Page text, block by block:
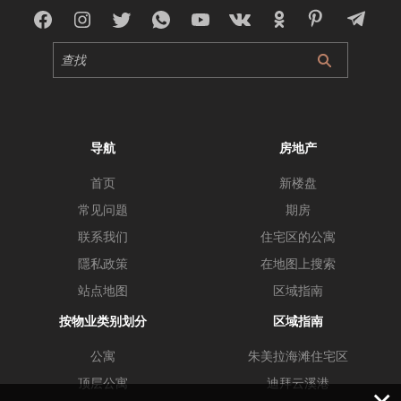
导航
首页
常见问题
联系我们
隱私政策
站点地图
房地产
新楼盘
期房
住宅区的公寓
在地图上搜索
区域指南
按物业类别划分
公寓
顶层公寓
区域指南
朱美拉海滩住宅区
迪拜云溪港